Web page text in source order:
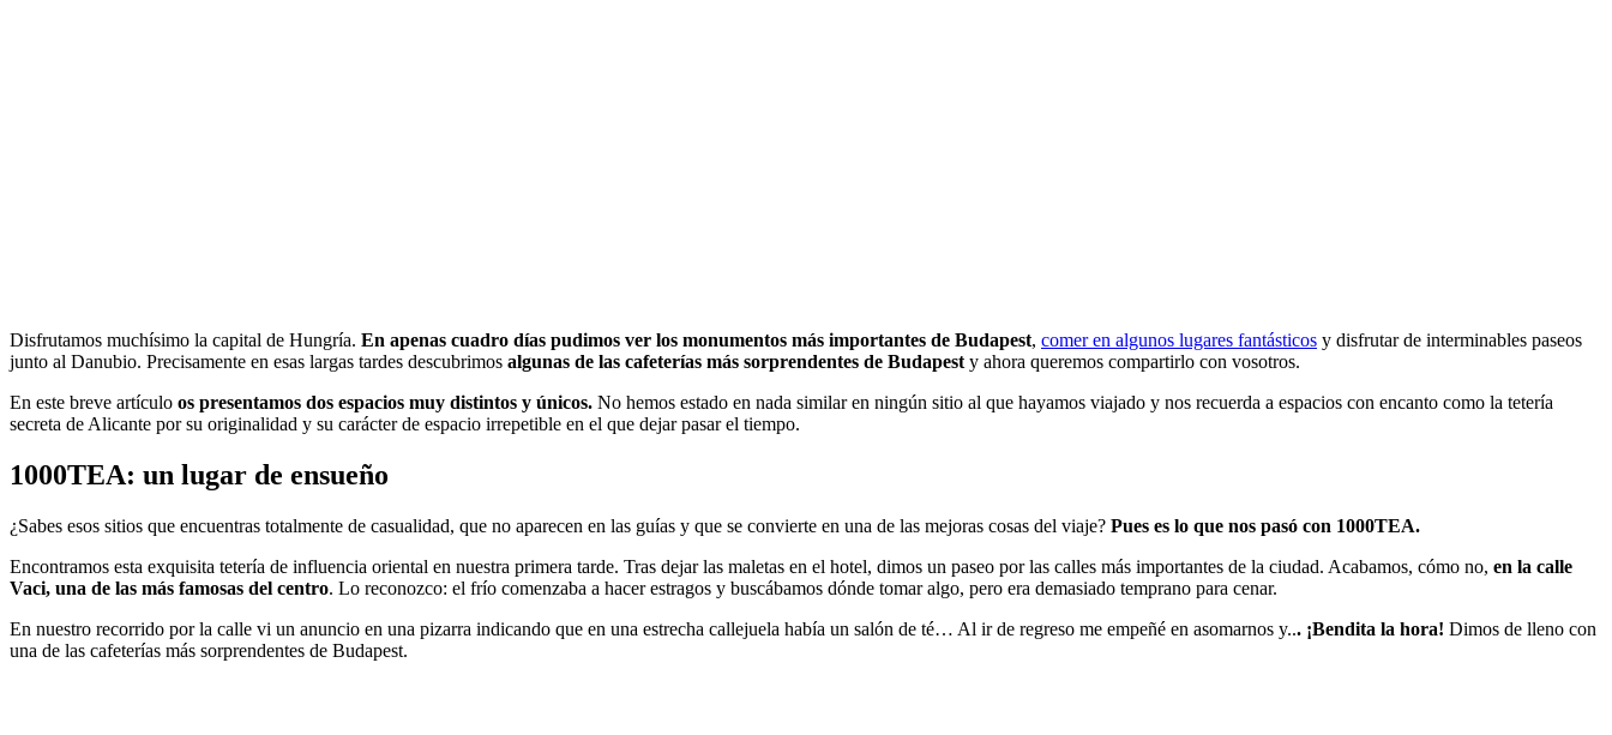
Disfrutamos muchísimo la capital de Hungría. En apenas cuadro días pudimos ver los monumentos más importantes de Budapest, comer en algunos lugares fantásticos y disfrutar de interminables paseos
junto al Danubio. Precisamente en esas largas tardes descubrimos algunas de las cafeterías más sorprendentes de Budapest y ahora queremos compartirlo con vosotros.
En este breve artículo os presentamos dos espacios muy distintos y únicos. No hemos estado en nada similar en ningún sitio al que hayamos viajado y nos recuerda a espacios con encanto como la tetería
secreta de Alicante por su originalidad y su carácter de espacio irrepetible en el que dejar pasar el tiempo.
1000TEA: un lugar de ensueño
¿Sabes esos sitios que encuentras totalmente de casualidad, que no aparecen en las guías y que se convierte en una de las mejoras cosas del viaje? Pues es lo que nos pasó con 1000TEA.
Encontramos esta exquisita tetería de influencia oriental en nuestra primera tarde. Tras dejar las maletas en el hotel, dimos un paseo por las calles más importantes de la ciudad. Acabamos, cómo no, en la calle
Vaci, una de las más famosas del centro. Lo reconozco: el frío comenzaba a hacer estragos y buscábamos dónde tomar algo, pero era demasiado temprano para cenar.
En nuestro recorrido por la calle vi un anuncio en una pizarra indicando que en una estrecha callejuela había un salón de té… Al ir de regreso me empeñé en asomarnos y... ¡Bendita la hora! Dimos de lleno con
una de las cafeterías más sorprendentes de Budapest.